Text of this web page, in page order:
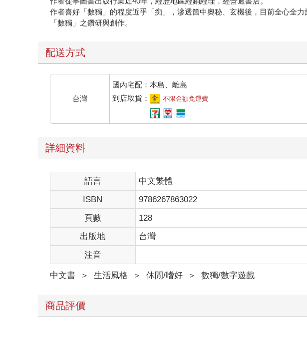
作者喜好「數獨」的程度近乎「痴」，滲透箇中奧秘、玄機後，目前全心全力
「數獨」之鑽研與創作。
配送方式
台灣
國內宅配：本島、離島
到店取貨：
不限金額免運費
詳細資料
語言 中文繁體
ISBN
9786267863022
頁數
128
出版地
台灣
注音
中文書 ＞ 生活風格 ＞ 休閒/嗜好 ＞ 數獨/數字遊戲
商品評價